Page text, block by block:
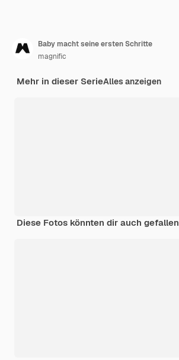
Baby macht seine ersten Schritte
magnific
Mehr in dieser SerieAlles anzeigen
Diese Fotos könnten dir auch gefallen